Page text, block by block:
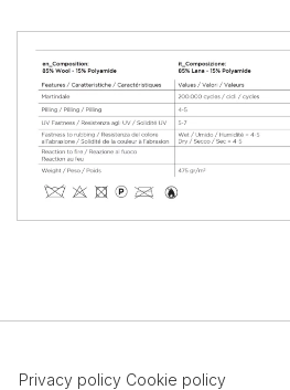
Privacy policy Cookie policy